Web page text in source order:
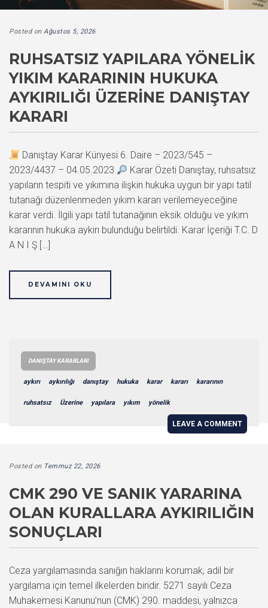
Posted on Ağustos 5, 2026
RUHSATSIZ YAPILARA YÖNELIK
YIKIM KARARININ HUKUKA
AYKIRILIĞI ÜZERINE DANIŞTAY
KARARI
Danıştay Karar Künyesi 6. Daire – 2023/545 –
2023/4437 – 04.05.2023
Karar Özeti Danıştay, ruhsatsız
yapıların tespiti ve yıkımına ilişkin hukuka uygun bir yapı tatil
tutanağı düzenlenmeden yıkım kararı verilemeyeceğine
karar verdi. İlgili yapı tatil tutanağının eksik olduğu ve yıkım
kararının hukuka aykırı bulunduğu belirtildi. Karar İçeriği T.C. D
A N I Ş […]
DEVAMINI OKU
DANIŞTAY KARARLARI
aykırı aykırılığı danıştay hukuka karar kararı kararının
ruhsatsız Üzerine yapılara yıkım yönelik
LEAVE A COMMENT
Posted on Temmuz 22, 2026
CMK 290 VE SANIK YARARINA
OLAN KURALLARA AYKIRILIĞIN
SONUÇLARI
Ceza yargılamasında sanığın haklarını korumak, adil bir
yargılama için temel ilkelerden biridir. 5271 sayılı Ceza
Muhakemesi Kanunu’nun (CMK) 290. maddesi, yalnızca